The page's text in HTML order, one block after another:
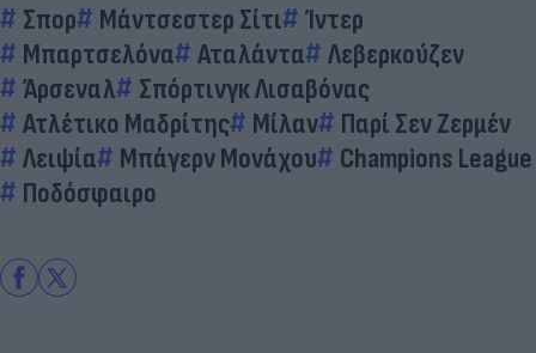
Σπορ Μάντσεστερ Σίτι
Ίντερ
Μπαρτσελόνα
Αταλάντα
Λεβερκούζεν
Άρσεναλ
Σπόρτινγκ Λισαβόνας
Ατλέτικο Μαδρίτης
Μίλαν
Παρί Σεν Ζερμέν
Λειψία
Μπάγερν Μονάχου
Champions League
Ποδόσφαιρο